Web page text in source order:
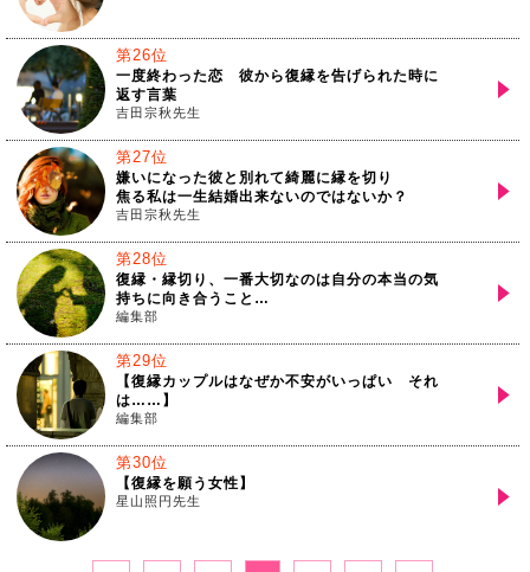
第26位
一度終わった恋 彼から復縁を告げられた時に
返す言葉
吉田宗秋先生
第27位
嫌いになった彼と別れて綺麗に縁を切り
焦る私は一生結婚出来ないのではないか？
吉田宗秋先生
第28位
復縁・縁切り、一番大切なのは自分の本当の気
持ちに向き合うこと…
編集部
第29位
【復縁カップルはなぜか不安がいっぱい それ
は……】
編集部
第30位
【復縁を願う女性】
星山照円先生